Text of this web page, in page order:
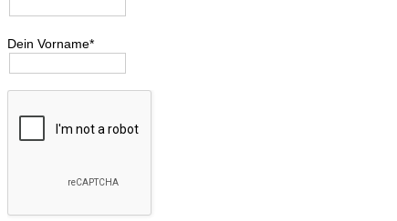
Dein Vorname*